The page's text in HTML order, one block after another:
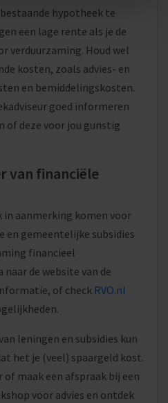
hypotheek te
een lage rente als je de
verduurzaming. Houd wel
kosten, zoals advies- en
en bemiddelingskosten.
goed informeren
of deze voor jou gunstig
van financiële
in aanmerking komen voor
en gemeentelijke subsidies
financieel
de website van de
of check RVO.nl
leningen en subsidies kun
het je (veel) spaargeld kost.
of maak een afspraak bij een
voor advies en ontdek